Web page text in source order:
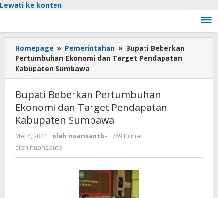
Lewati ke konten
Homepage » Pemerintahan » Bupati Beberkan
Pertumbuhan Ekonomi dan Target Pendapatan
Kabupaten Sumbawa
Bupati Beberkan Pertumbuhan
Ekonomi dan Target Pendapatan
Kabupaten Sumbawa
Mei 4, 2021 oleh nuansantb-
769 Dilihat
oleh nuansantb